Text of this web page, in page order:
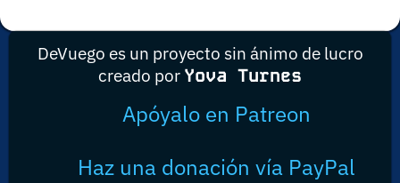
DeVuego es un proyecto sin ánimo de lucro
creado por Yova Turnes
Apóyalo en Patreon
Haz una donación vía PayPal